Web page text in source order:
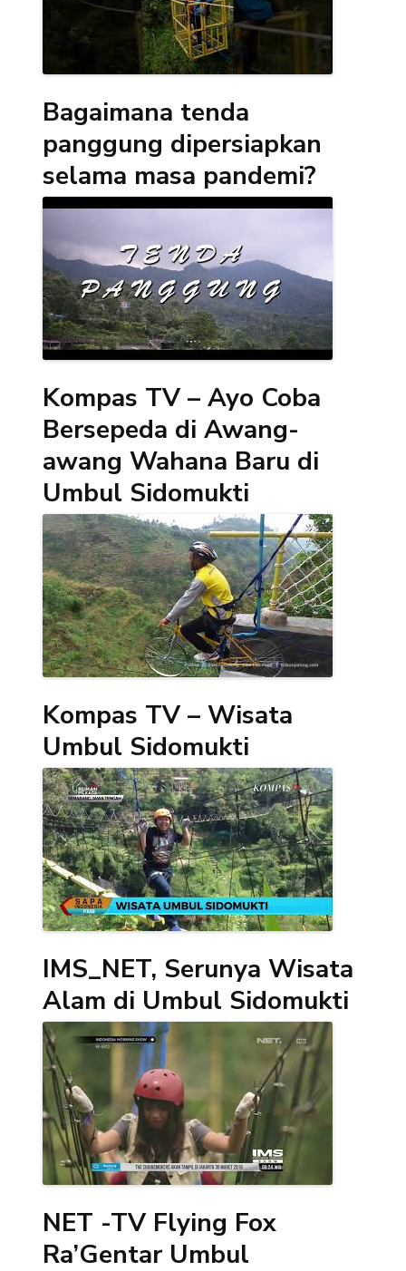
Bagaimana tenda
panggung dipersiapkan
selama masa pandemi?
Kompas TV – Ayo Coba
Bersepeda di Awang-
awang Wahana Baru di
Umbul Sidomukti
Kompas TV – Wisata
Umbul Sidomukti
IMS_NET, Serunya Wisata
Alam di Umbul Sidomukti
NET -TV Flying Fox
Ra’Gentar Umbul